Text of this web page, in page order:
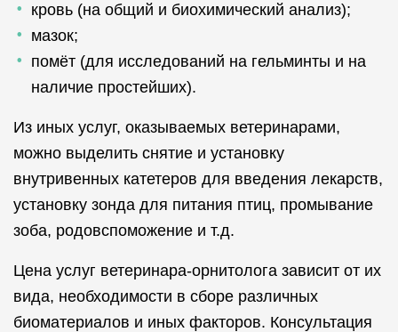
кровь (на общий и биохимический анализ);
мазок;
помёт (для исследований на гельминты и на
наличие простейших).
Из иных услуг, оказываемых ветеринарами,
можно выделить снятие и установку
внутривенных катетеров для введения лекарств,
установку зонда для питания птиц, промывание
зоба, родовспоможение и т.д.
Цена услуг ветеринара-орнитолога зависит от их
вида, необходимости в сборе различных
биоматериалов и иных факторов. Консультация